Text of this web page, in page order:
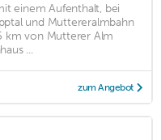
einem Aufenthalt, bei
und Muttereralmbahn
km von Mutterer Alm
...
zum Angebot